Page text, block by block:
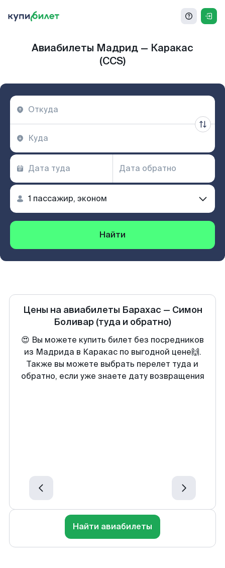
Авиабилеты Мадрид — Каракас
(CCS)
Найти
Цены на авиабилеты Барахас — Симон
Боливар (туда и обратно)
😍 Вы можете купить билет без посредников
из Мадрида в Каракас по выгодной цене🙌.
Также вы можете выбрать перелет туда и
обратно, если уже знаете дату возвращения
Найти авиабилеты